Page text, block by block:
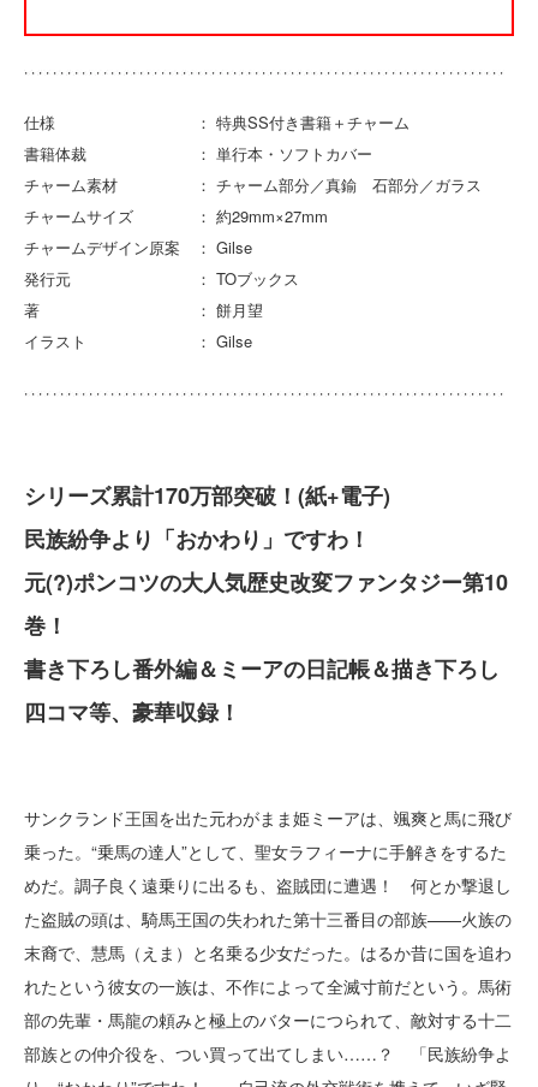
仕様 ： 特典SS付き書籍＋チャーム
書籍体裁 ： 単行本・ソフトカバー
チャーム素材 ： チャーム部分／真鍮 石部分／ガラス
チャームサイズ ： 約29mm×27mm
チャームデザイン原案 ： Gilse
発行元 ： TOブックス
著 ： 餅月望
イラスト ： Gilse
シリーズ累計170万部突破！(紙+電子)
民族紛争より「おかわり」ですわ！
元(?)ポンコツの大人気歴史改変ファンタジー第10
巻！
書き下ろし番外編＆ミーアの日記帳＆描き下ろし
四コマ等、豪華収録！
サンクランド王国を出た元わがまま姫ミーアは、颯爽と馬に飛び
乗った。“乗馬の達人”として、聖女ラフィーナに手解きをするた
めだ。調子良く遠乗りに出るも、盗賊団に遭遇！ 何とか撃退し
た盗賊の頭は、騎馬王国の失われた第十三番目の部族——火族の
末裔で、慧馬（えま）と名乗る少女だった。はるか昔に国を追わ
れたという彼女の一族は、不作によって全滅寸前だという。馬術
部の先輩・馬龍の頼みと極上のバターにつられて、敵対する十二
部族との仲介役を、つい買って出てしまい……？ 「民族紛争よ